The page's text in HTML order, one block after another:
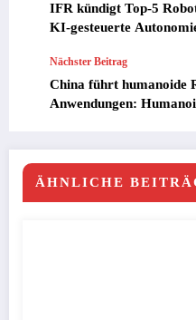
IFR kündigt Top-5
KI-gesteuerte
Nächster Beitrag
China führt humanoide
Anwendungen:
ÄHNLICHE